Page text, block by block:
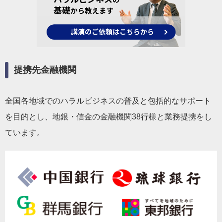
提携先金融機関
全国各地域でのハラルビジネスの普及と包括的なサポート
を目的とし、地銀・信金の金融機関38行様と業務提携をし
ています。